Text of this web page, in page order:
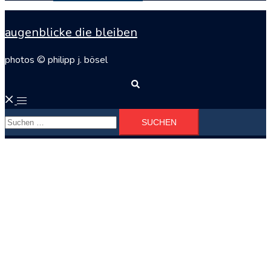
augenblicke die bleiben
photos © philipp j. bösel
Menü
umschalten
Suchen
nach: